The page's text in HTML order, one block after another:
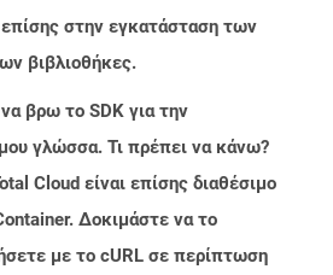
στην εγκατάσταση των
βιβλιοθήκες.
βρω το SDK για την
γλώσσα. Τι πρέπει να κάνω?
Cloud είναι επίσης διαθέσιμο
Δοκιμάστε να το
με το cURL σε περίπτωση